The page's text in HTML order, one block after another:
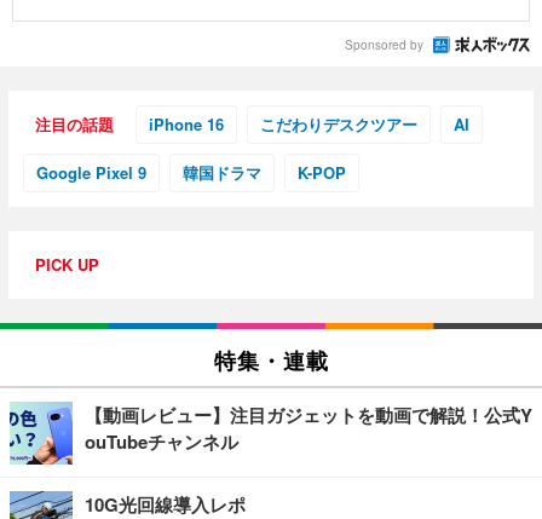
Sponsored by
注目の話題 iPhone 16 こだわりデスクツアー AI
Google Pixel 9 韓国ドラマ K-POP
PICK UP
特集・連載
【動画レビュー】注目ガジェットを動画で解説！公式Y
ouTubeチャンネル
10G光回線導入レポ